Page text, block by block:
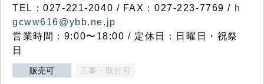
TEL：027-221-2040 / FAX：027-223-7769 / h
gcww616@ybb.ne.jp
営業時間：9:00〜18:00 / 定休日：日曜日・祝祭
日
販売可 工事・取付可